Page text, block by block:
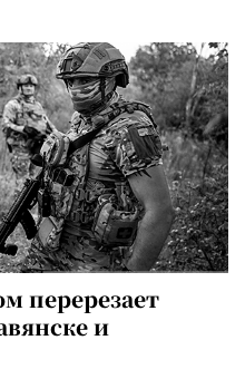
перерезает
и